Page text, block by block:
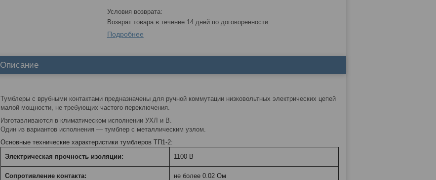
возврат товара в течение 14 дней по договоренности
Подробнее
Описание
Тумблеры с врубными контактами предназначены для ручной коммутации низковольтных электрических цепей
малой мощности, не требующих частого переключения.
Изготавливаются в климатическом исполнении УХЛ и В.
Один из вариантов исполнения — тумблер с металлическим узлом.
Основные технические характеристики тумблеров ТП1-2:
Электрическая прочность изоляции:
1100 В
Сопротивление контакта: не более 0.02 Ом